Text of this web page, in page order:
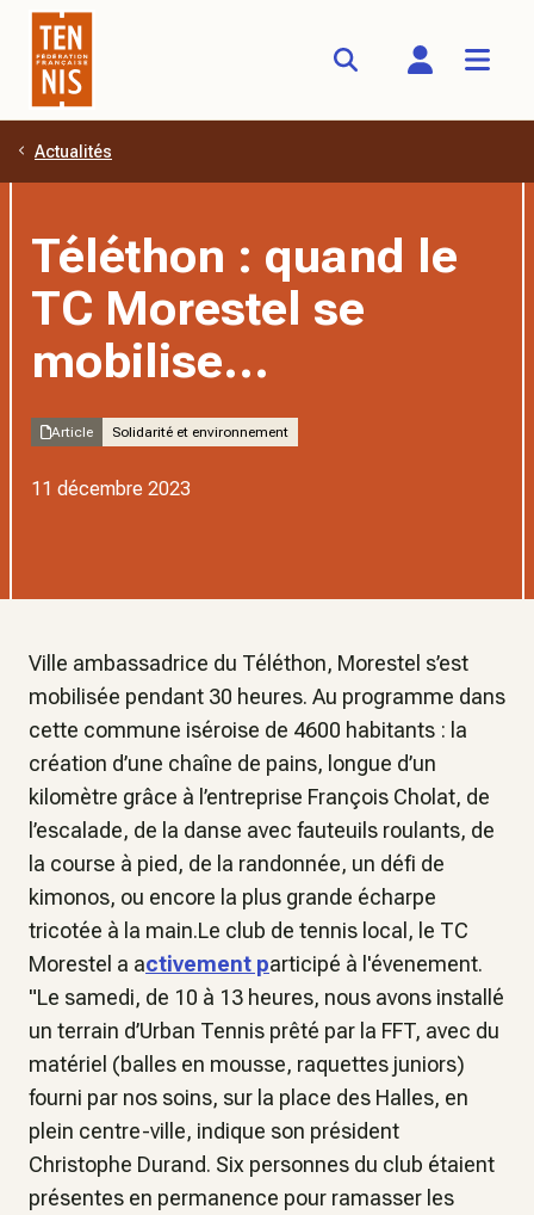
Aller au contenu principal
Actualités
Téléthon : quand le
TC Morestel se
mobilise…
Article Solidarité et environnement
11 décembre 2023
Ville ambassadrice du Téléthon, Morestel s’est
mobilisée pendant 30 heures. Au programme dans
cette commune iséroise de 4600 habitants : la
création d’une chaîne de pains, longue d’un
kilomètre grâce à l’entreprise François Cholat, de
l’escalade, de la danse avec fauteuils roulants, de
la course à pied, de la randonnée, un défi de
kimonos, ou encore la plus grande écharpe
tricotée à la main.Le club de tennis local, le TC
Morestel a activement participé à l'évenement.
"Le samedi, de 10 à 13 heures, nous avons installé
un terrain d’Urban Tennis prêté par la FFT, avec du
matériel (balles en mousse, raquettes juniors)
fourni par nos soins, sur la place des Halles, en
plein centre-ville, indique son président
Christophe Durand. Six personnes du club étaient
présentes en permanence pour ramasser les